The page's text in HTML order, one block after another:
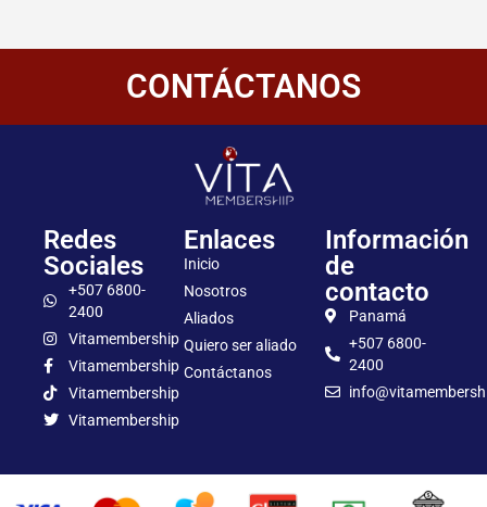
CONTÁCTANOS
Redes
Sociales
+507 6800-
2400
Vitamembership
Vitamembership
Vitamembership
Vitamembership
Enlaces
Inicio
Nosotros
Aliados
Quiero ser aliado
Contáctanos
Información
de
contacto
Panamá
+507 6800-
2400